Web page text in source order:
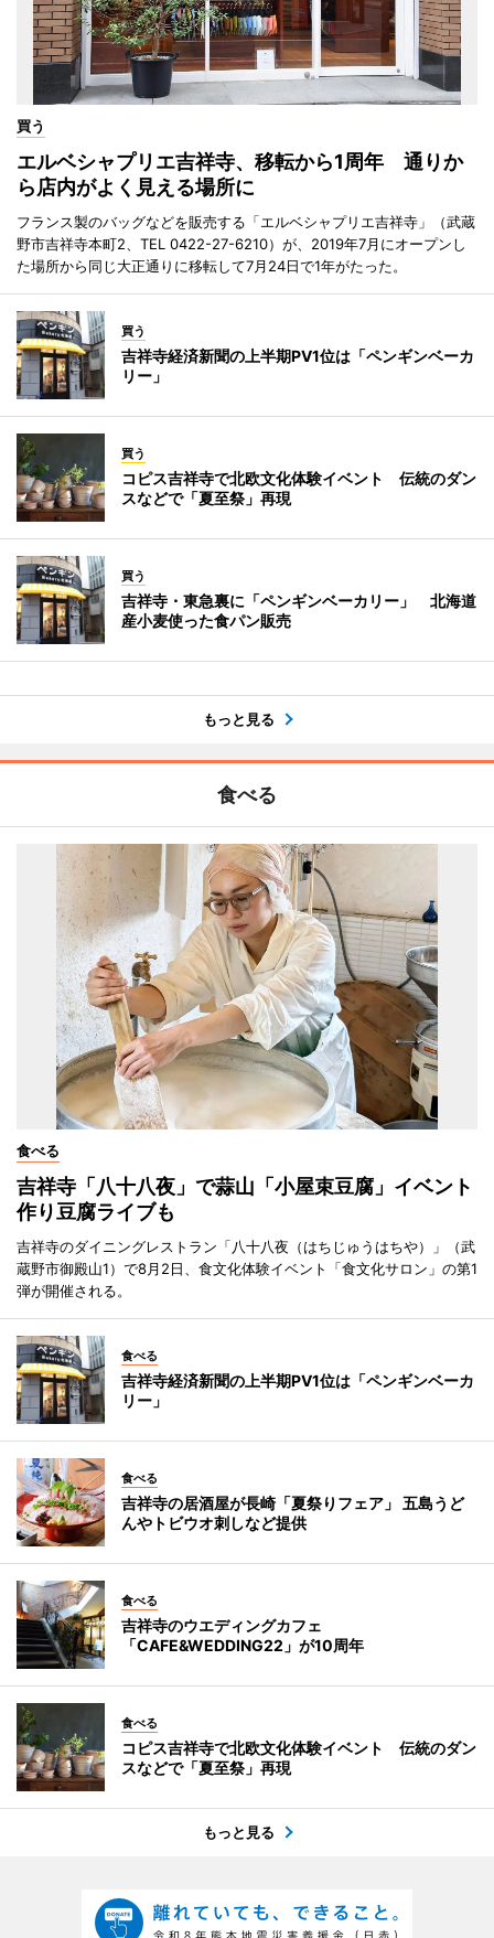
買う
エルベシャプリエ吉祥寺、移転から1周年 通りか
ら店内がよく見える場所に
フランス製のバッグなどを販売する「エルベシャプリエ吉祥寺」（武蔵
野市吉祥寺本町2、TEL 0422-27-6210）が、2019年7月にオープンし
た場所から同じ大正通りに移転して7月24日で1年がたった。
買う
吉祥寺経済新聞の上半期PV1位は「ペンギンベーカ
リー」
買う
コピス吉祥寺で北欧文化体験イベント 伝統のダン
スなどで「夏至祭」再現
買う
吉祥寺・東急裏に「ペンギンベーカリー」 北海道
産小麦使った食パン販売
もっと見る
食べる
食べる
吉祥寺「八十八夜」で蒜山「小屋束豆腐」イベント
作り豆腐ライブも
吉祥寺のダイニングレストラン「八十八夜（はちじゅうはちや）」（武
蔵野市御殿山1）で8月2日、食文化体験イベント「食文化サロン」の第1
弾が開催される。
食べる
吉祥寺経済新聞の上半期PV1位は「ペンギンベーカ
リー」
食べる
吉祥寺の居酒屋が長崎「夏祭りフェア」 五島うど
んやトビウオ刺しなど提供
食べる
吉祥寺のウエディングカフェ
「CAFE&WEDDING22」が10周年
食べる
コピス吉祥寺で北欧文化体験イベント 伝統のダン
スなどで「夏至祭」再現
もっと見る